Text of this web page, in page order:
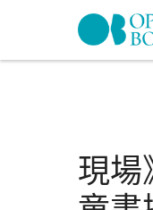
Skip to navigation
現